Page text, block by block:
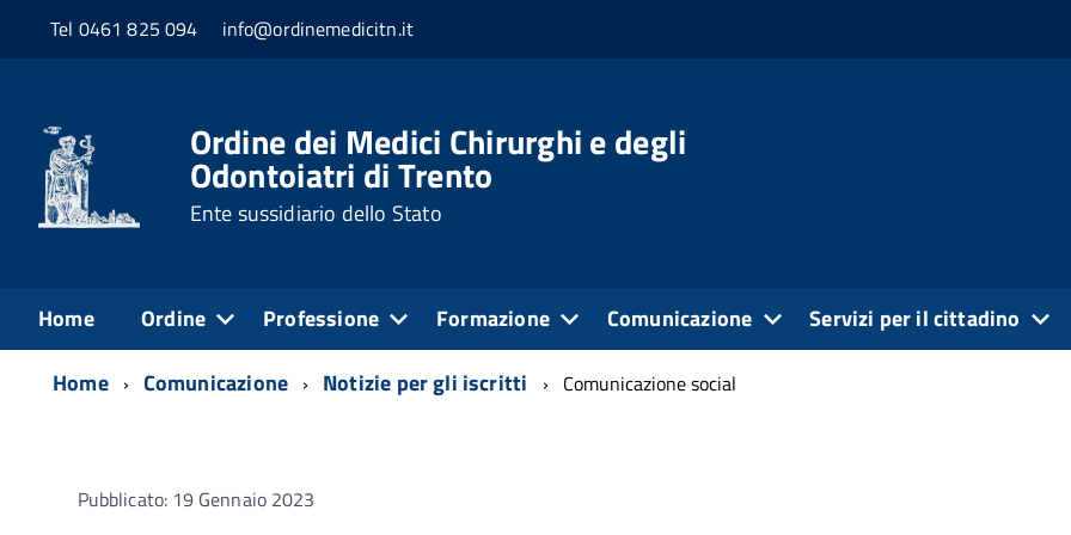
Tel 0461 825 094 info@ordinemedicitn.it
Ordine dei Medici Chirurghi e degli
Odontoiatri di Trento
Ente sussidiario dello Stato
Home Ordine Professione Formazione Comunicazione Servizi per il cittadino
Home Comunicazione Notizie per gli iscritti Comunicazione social
Pubblicato: 19 Gennaio 2023